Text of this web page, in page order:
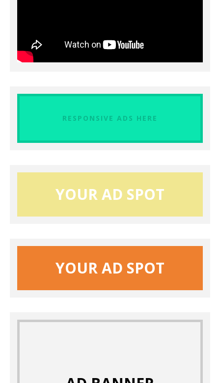
RESPONSIVE ADS HERE
YOUR AD SPOT
YOUR AD SPOT